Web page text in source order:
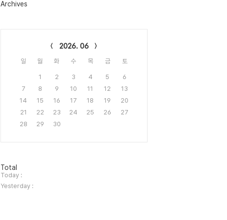
그
Archives
2026. 06
일 월 화 수 목 금 토
1 2 3 4 5
6
7
8 9 10 11 12
13
14
15 16 17 18 19
20
21
22 23 24 25 26
27
28
29 30
방
문
자
수
Total
Today :
Yesterday :